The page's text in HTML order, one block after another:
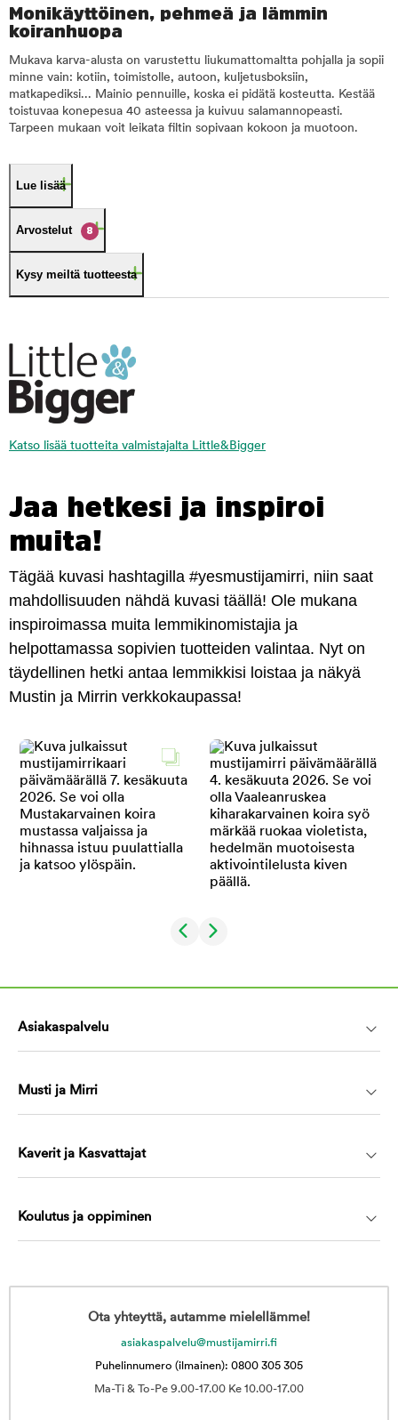
Monikäyttöinen, pehmeä ja lämmin
koiranhuopa
Mukava karva-alusta on varustettu liukumattomaltta pohjalla ja sopii
minne vain: kotiin, toimistolle, autoon, kuljetusboksiin,
matkapediksi... Mainio pennuille, koska ei pidätä kosteutta. Kestää
toistuvaa konepesua 40 asteessa ja kuivuu salamannopeasti.
Tarpeen mukaan voit leikata filtin sopivaan kokoon ja muotoon.
Lue lisää
Arvostelut 8
Kysy meiltä tuotteesta
Katso lisää tuotteita valmistajalta Little&Bigger
Jaa hetkesi ja inspiroi
muita!
Tägää kuvasi hashtagilla #yesmustijamirri, niin saat
mahdollisuuden nähdä kuvasi täällä! Ole mukana
inspiroimassa muita lemmikinomistajia ja
helpottamassa sopivien tuotteiden valintaa. Nyt on
täydellinen hetki antaa lemmikkisi loistaa ja näkyä
Mustin ja Mirrin verkkokaupassa!
Asiakaspalvelu
Musti ja Mirri
Kaverit ja Kasvattajat
Koulutus ja oppiminen
Ota yhteyttä, autamme mielellämme!
asiakaspalvelu@mustijamirri.fi
Puhelinnumero (ilmainen): 0800 305 305
Ma-Ti & To-Pe 9.00-17.00 Ke 10.00-17.00